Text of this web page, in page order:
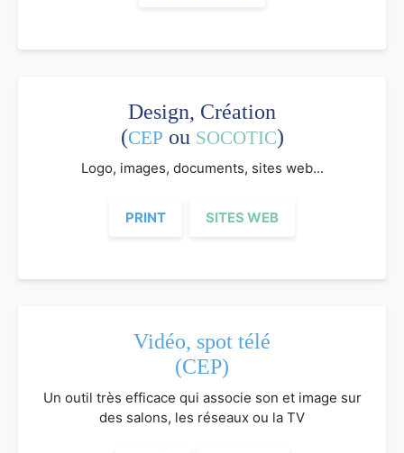
Design, Création
(CEP ou SOCOTIC)
Logo, images, documents, sites web...
PRINT SITES WEB
Vidéo, spot télé
(CEP)
Un outil très efficace qui associe son et image sur
des salons, les réseaux ou la TV